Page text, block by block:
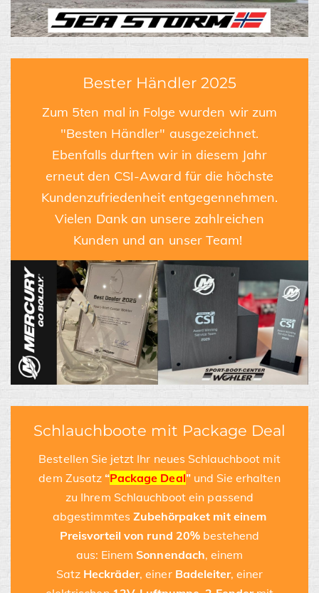
Bester Händler 2025
Zum 5ten mal in Folge wurden wir zum
"Besten Händler" ausgezeichnet.
Ebenfalls durften wir in diesem Jahr
erneut den CSI-Award für die höchste
Kundenzufriedenheit entgegennehmen.
Vielen Dank an unsere zahlreichen
Kunden und an unser Team!
Schlauchboote mit Package Deal
Bestellen Sie jetzt Ihr neues Schlauchboot mit
dem Zusatz “Package Deal” und Sie erhalten
zu Ihrem Schlauchboot ein passend
abgestimmtes Zubehörpaket mit einem
Preisvorteil von rund 20%bestehend
aus: EinemSonnendach, einem
Satz Heckräder, einer Badeleiter, einer